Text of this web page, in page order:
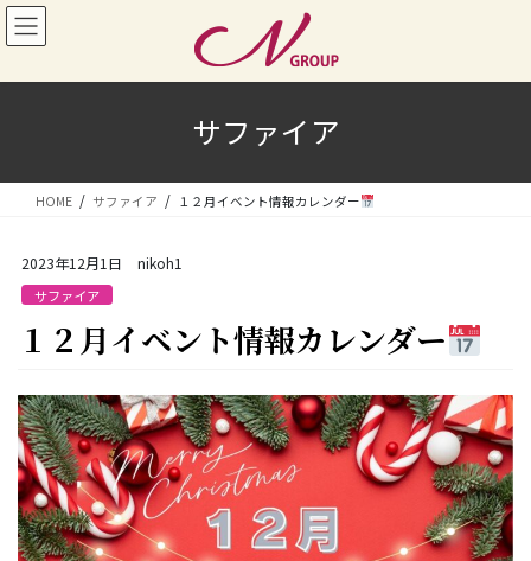
コ
ン
ン
キ
ナ
ビ
ー
に
サファイア
HOME サファイア １２月イベント情報カレンダー
2023年12月1日 nikoh1
サファイア
１２月イベント情報カレンダー